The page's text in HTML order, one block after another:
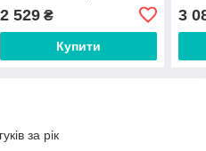
трекпоінтом RU/US
2 529₴
Купити
3
за рік